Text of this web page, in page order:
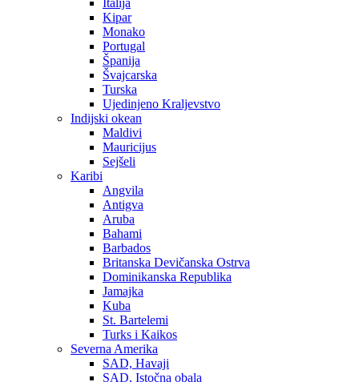
Italija
Kipar
Monako
Portugal
Španija
Švajcarska
Turska
Ujedinjeno Kraljevstvo
Indijski okean
Maldivi
Mauricijus
Sejšeli
Karibi
Angvila
Antigva
Aruba
Bahami
Barbados
Britanska Devičanska Ostrva
Dominikanska Republika
Jamajka
Kuba
St. Bartelemi
Turks i Kaikos
Severna Amerika
SAD, Havaji
SAD, Istočna obala